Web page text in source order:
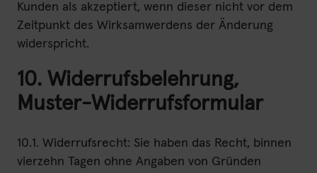
Kunden als akzeptiert, wenn dieser nicht vor dem
Zeitpunkt des Wirksamwerdens der Änderung
widerspricht.
10. Widerrufsbelehrung,
Muster-Widerrufsformular
10.1. Widerrufsrecht: Sie haben das Recht, binnen
vierzehn Tagen ohne Angaben von Gründen